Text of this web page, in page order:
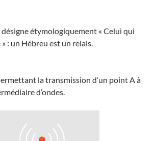
étymologiquement « Celui qui
: un Hébreu est un relais.
la transmission d’un point A à
d’ondes.